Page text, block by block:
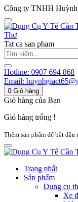
Công ty TNHH
Thơ
Tat ca san pham
Hotline: 0907 694 868
Email:
0 Giỏ hàng
Giỏ hàng của Bạn
Giỏ hàng trống !
Thêm sản phẩm để bắt đầu
Trang nhất
Sản phẩm
Dụng cụ
Xe